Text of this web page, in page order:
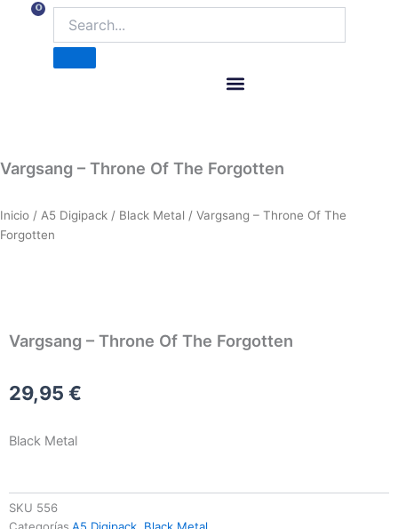
contenido
0
Carrito
Vargsang – Throne Of The Forgotten
Inicio / A5 Digipack / Black Metal / Vargsang – Throne Of The
Forgotten
Vargsang – Throne Of The Forgotten
29,95 €
Black Metal
SKU 556